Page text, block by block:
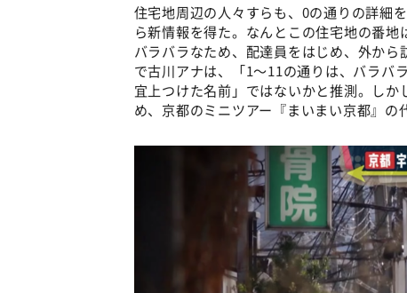
住宅地周辺の人々すらも、0の通りの詳細
ら新情報を得た。なんとこの住宅地の番
バラバラなため、配達員をはじめ、外か
で古川アナは、「1～11の通りは、バラバ
宜上つけた名前」ではないかと推測。し
め、京都のミニツアー『まいまい京都』の